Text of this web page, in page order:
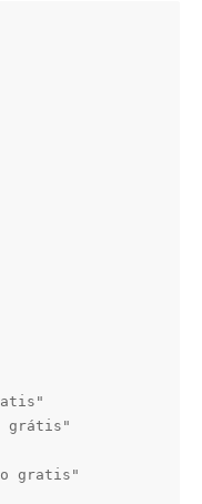
grátis"
gratis"